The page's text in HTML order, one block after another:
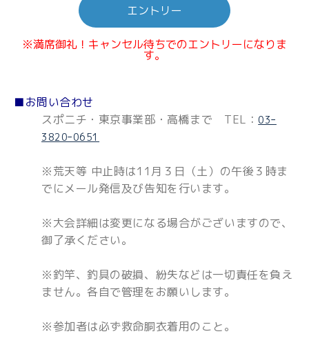
エントリー
※満席御礼！キャンセル待ちでのエントリーになりま
す。
■お問い合わせ
スポニチ・東京事業部・高橋まで TEL： 03ｰ
3820ｰ0651
※荒天等 中止時は11月３日（土）の午後３時ま
でにメール発信及び告知を行います。
※大会詳細は変更になる場合がございますので、
御了承ください。
※釣竿、釣具の破損、紛失などは一切責任を負え
ません。各自で管理をお願いします。
※参加者は必ず救命胴衣着用のこと。